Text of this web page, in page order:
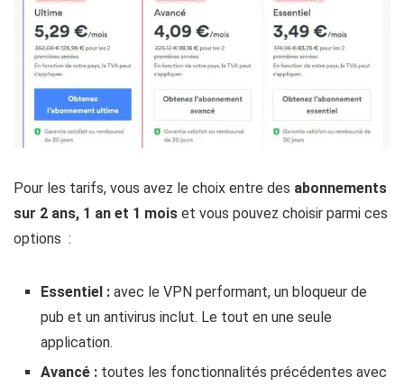
Pour les tarifs, vous avez le choix entre des abonnements
sur 2 ans, 1 an et 1 mois et vous pouvez choisir parmi ces
options :
Essentiel : avec le VPN performant, un bloqueur de
pub et un antivirus inclut. Le tout en une seule
application.
Avancé : toutes les fonctionnalités précédentes avec